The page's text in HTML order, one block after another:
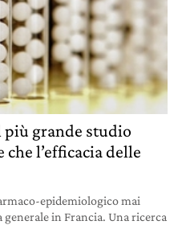
più grande studio
l’efficacia delle
epidemiologico mai
in Francia. Una ricerca